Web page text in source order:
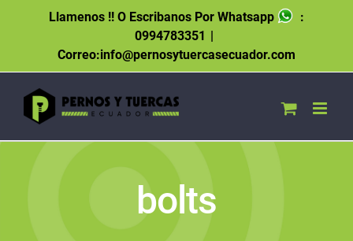
Llamenos !! O Escribanos Por Whatsapp
:
0994783351 |
Correo:info@pernosytuercasecuador.com
bolts